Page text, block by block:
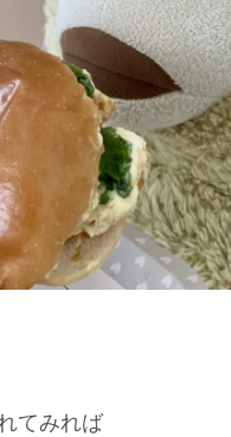
てみれば